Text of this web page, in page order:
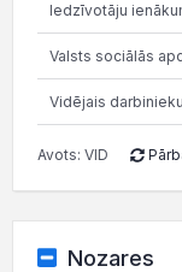
Iedzīvotāju
Valsts sociālās
Vidējais
Avots: VID
Nozares